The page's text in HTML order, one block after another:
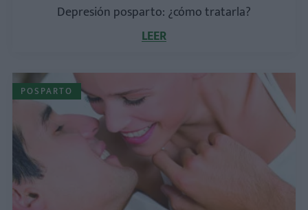
Depresión posparto: ¿cómo tratarla?
LEER
POSPARTO